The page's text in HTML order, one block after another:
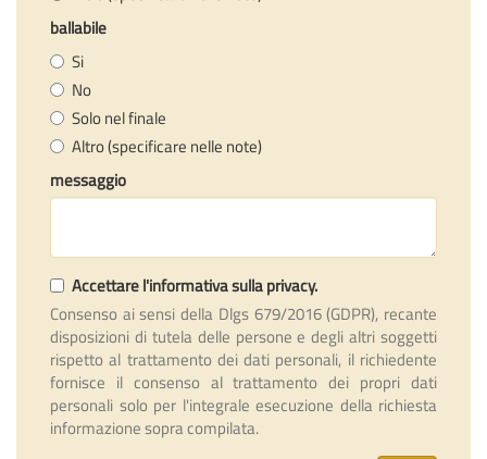
ballabile
Si
No
Solo nel finale
Altro (specificare nelle note)
messaggio
Accettare l'informativa sulla privacy.
Consenso ai sensi della Dlgs 679/2016 (GDPR), recante
disposizioni di tutela delle persone e degli altri soggetti
rispetto al trattamento dei dati personali, il richiedente
fornisce il consenso al trattamento dei propri dati
personali solo per l'integrale esecuzione della richiesta
informazione sopra compilata.